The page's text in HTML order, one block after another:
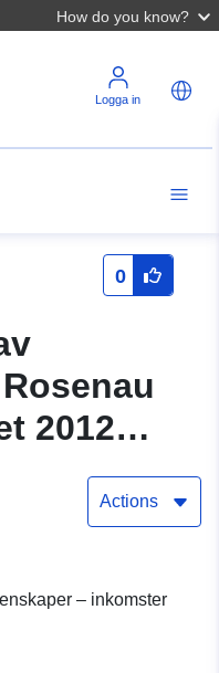
How do you know?
Logga in
0
2012
Actions
– inkomster